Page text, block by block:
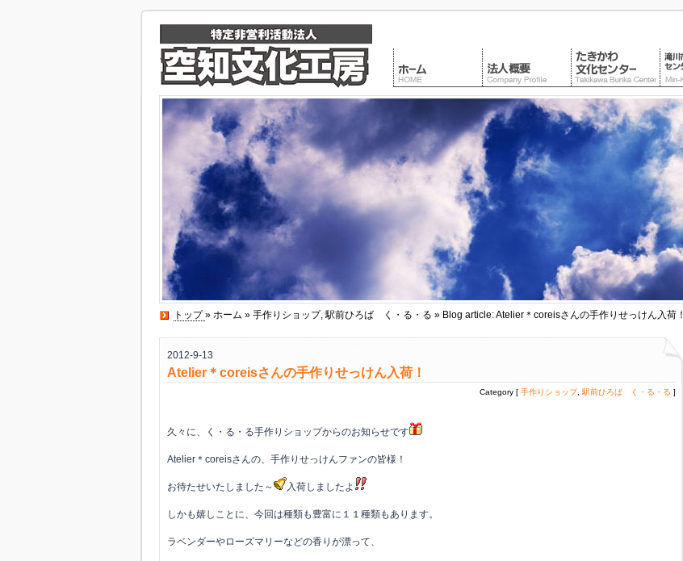
トップ» ホーム » 手作りショップ,駅前ひろば く・る・る » Blog article: Atelier＊coreisさんの手作りせっけん入荷！
2012-9-13
Atelier＊coreisさんの手作りせっけん入荷！
Category [ 手作りショップ, 駅前ひろば く・る・る ]
久々に、く・る・る手作りショップからのお知らせです
Atelier＊coreisさんの、手作りせっけんファンの皆様！
お待たせいたしました～ 入荷しましたよ
しかも嬉しことに、今回は種類も豊富に１１種類もあります。
ラベンダーやローズマリーなどの香りが漂って、